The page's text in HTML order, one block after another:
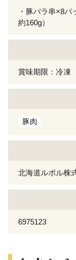
・豚バラ串×8
約160g）
賞味期限：冷凍
豚肉
北海道ルポル株
6975123